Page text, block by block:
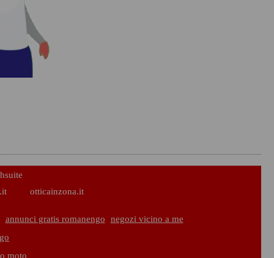
otticainzona.it
annunci gratis romanengo
negozi vicino a me
moto